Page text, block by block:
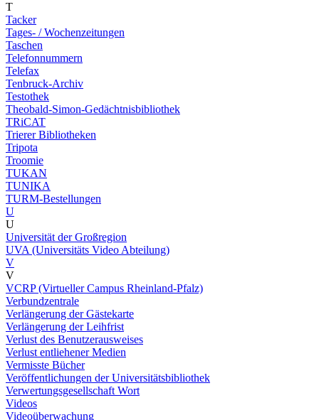
T
Tacker
Tages- / Wochenzeitungen
Taschen
Telefonnummern
Telefax
Tenbruck-Archiv
Testothek
Theobald-Simon-Gedächtnisbibliothek
TRiCAT
Trierer Bibliotheken
Tripota
Troomie
TUKAN
TUNIKA
TURM-Bestellungen
U
U
Universität der Großregion
UVA (Universitäts Video Abteilung)
V
V
VCRP (Virtueller Campus Rheinland-Pfalz)
Verbundzentrale
Verlängerung der Gästekarte
Verlängerung der Leihfrist
Verlust des Benutzerausweises
Verlust entliehener Medien
Vermisste Bücher
Veröffentlichungen der Universitätsbibliothek
Verwertungsgesellschaft Wort
Videos
Videoüberwachung